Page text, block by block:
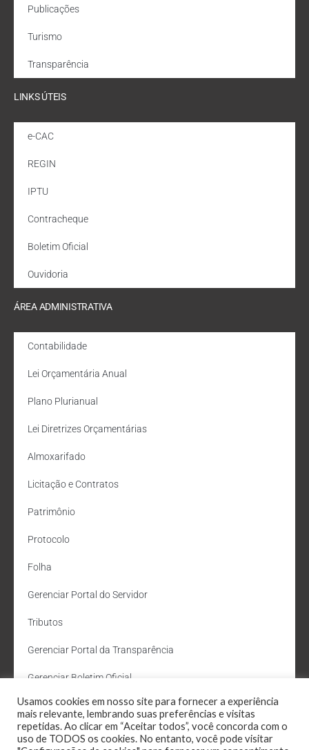
Publicações
Turismo
Transparência
LINKS ÚTEIS
e-CAC
REGIN
IPTU
Contracheque
Boletim Oficial
Ouvidoria
ÁREA ADMINISTRATIVA
Contabilidade
Lei Orçamentária Anual
Plano Plurianual
Lei Diretrizes Orçamentárias
Almoxarifado
Licitação e Contratos
Patrimônio
Protocolo
Folha
Gerenciar Portal do Servidor
Tributos
Gerenciar Portal da Transparência
Gerenciar Boletim Oficial
Departamento de Água e Esgoto
Administração Site
Usamos cookies em nosso site para fornecer a experiência
mais relevante, lembrando suas preferências e visitas
repetidas. Ao clicar em “Aceitar todos”, você concorda com o
uso de TODOS os cookies. No entanto, você pode visitar